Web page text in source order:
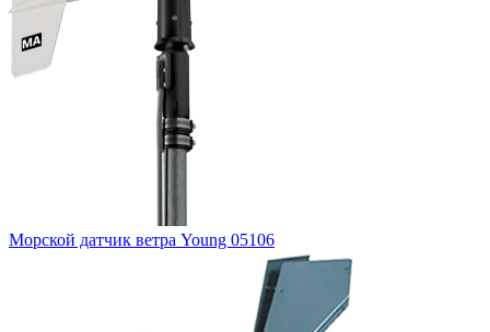
Морской датчик ветра Young 05106